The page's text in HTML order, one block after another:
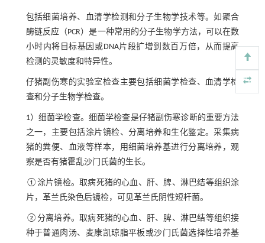
包括细菌培养、血清学检测和分子生物学技术等。如聚合
酶链反应（PCR）是一种常用的分子生物学方法，可以在数
小时内将目标基因或DNA片段扩增到数百万倍，从而提高
检测的灵敏度和特异性。
仔猪副伤寒的实验室检查主要包括细菌学检查、血清学检
查和分子生物学检查。
1）细菌学检查。细菌学检查是仔猪副伤寒诊断的重要方法
之一，主要包括涂片镜检、分离培养和生化鉴定。采集病
猪的粪便、血液等样本，用细菌培养基进行分离培养，观
察是否有猪霍乱沙门氏菌的生长。
①涂片镜检。取病死猪的心血、肝、脾、淋巴结等组织涂
片，革兰氏染色后镜检，可见革兰氏阴性短杆菌。
②分离培养。取病死猪的心血、肝、脾、淋巴结等组织接
种于普通肉汤、麦康凯琼脂平板或沙门氏菌选择性培养基